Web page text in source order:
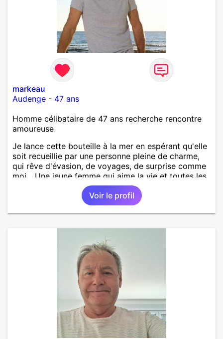
markeau
Audenge - 47 ans
Homme célibataire de 47 ans recherche rencontre
amoureuse
Je lance cette bouteille à la mer en espérant qu'elle
soit recueillie par une personne pleine de charme,
qui rêve d'évasion, de voyages, de surprise comme
moi... Une jeune femme qui aime la vie et toutes les
émotions qu'elle procure. Si vous recherchez un
homme charmant, souriant, attentionné, vous
pouvez m'écrire je répondrais dans tous les cas.
Voir le profil